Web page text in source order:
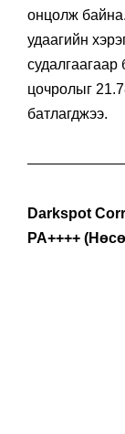
онцолж
удаагийн
судалгаагаар
цочролыг
батлагджээ.
Darkspot
PA++++